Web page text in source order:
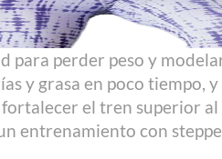
para perder peso y
y grasa en poco tiempo,
el tren superior al
entrenamiento con